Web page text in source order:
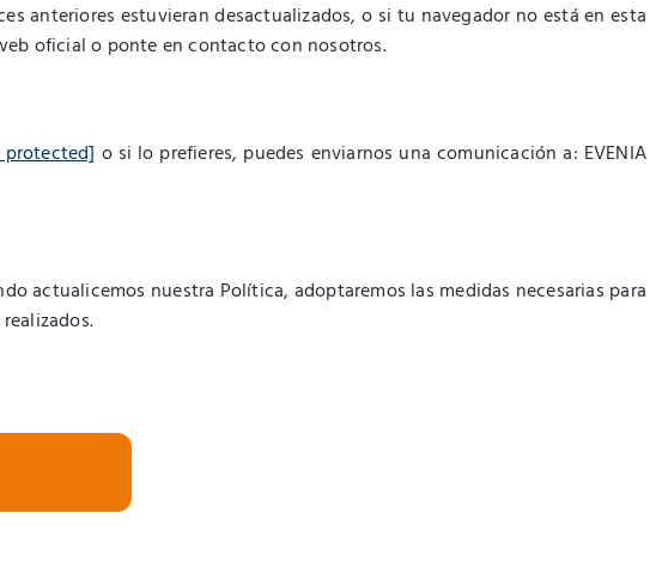
anteriores estuvieran desactualizados, o si tu navegador no está en esta
oficial o ponte en contacto con nosotros.
o si lo prefieres, puedes enviarnos una comunicación a: EVENIA
actualicemos nuestra Política, adoptaremos las medidas necesarias para